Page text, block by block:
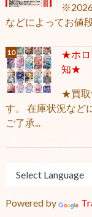
などによってお値段
★ホロ
知★
★買取
す。 在庫状況など
ご了承...
Powered by